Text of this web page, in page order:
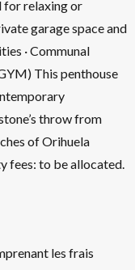
for relaxing or
garage space and
· Communal
This penthouse
throw from
of Orihuela
fees: to be allocated.
les frais